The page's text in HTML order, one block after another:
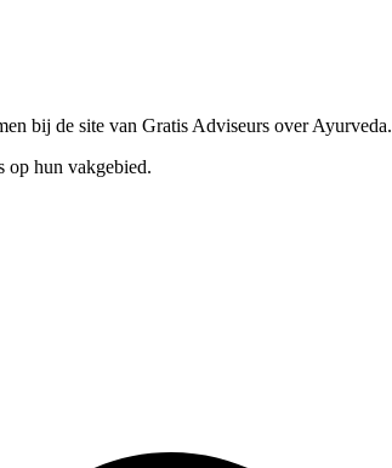
bij de site van Gratis Adviseurs over Ayurveda.
op hun vakgebied.